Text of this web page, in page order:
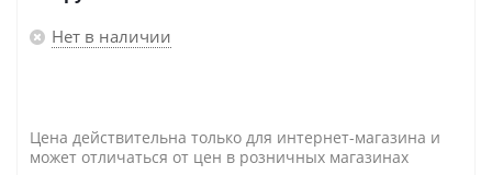
Нет в наличии
Цена действительна только для интернет-магазина и
может отличаться от цен в розничных магазинах